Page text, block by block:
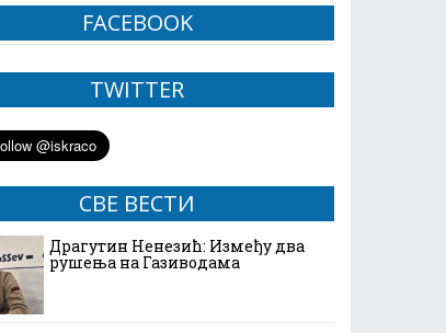
FACEBOOK
TWITTER
СВЕ ВЕСТИ
Драгутин Ненезић: Између два
рушења на Газиводама